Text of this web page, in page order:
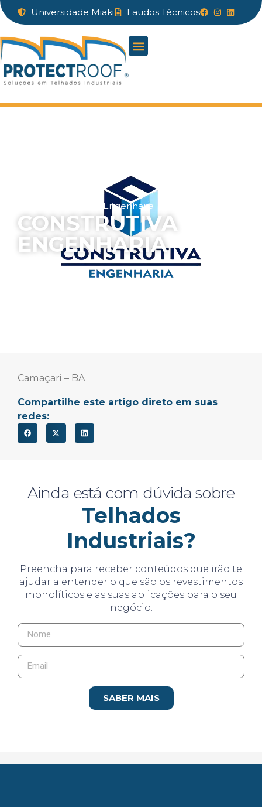
Universidade Miaki Laudos Técnicos
Construtiva Engenharia
CONSTRUTIVA
ENGENHARIA
Camaçari – BA
Compartilhe este artigo direto em suas
redes:
Ainda está com dúvida sobre
Telhados
Industriais?
Preencha para receber conteúdos que irão te
ajudar a entender o que são os revestimentos
monolíticos e as suas aplicações para o seu
negócio.
SABER MAIS